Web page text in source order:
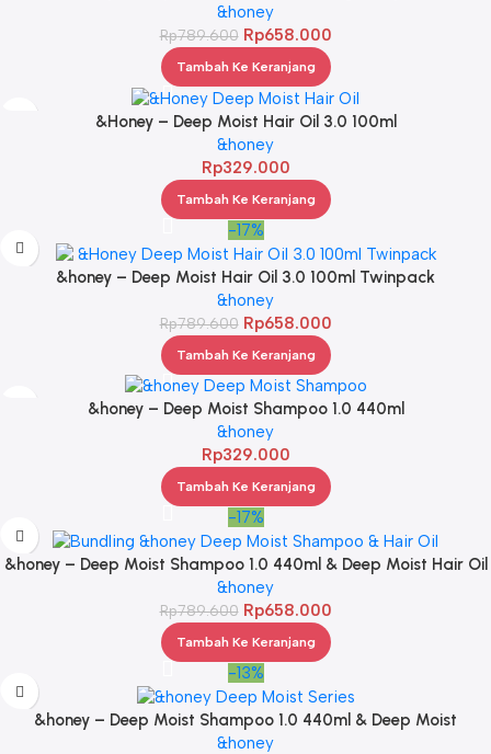
&honey
Rp789.600 Rp658.000
Tambah Ke Keranjang
&Honey – Deep Moist Hair Oil 3.0 100ml
&honey
Rp329.000
Tambah Ke Keranjang
-17%
&honey – Deep Moist Hair Oil 3.0 100ml Twinpack
&honey
Rp789.600 Rp658.000
Tambah Ke Keranjang
&honey – Deep Moist Shampoo 1.0 440ml
&honey
Rp329.000
Tambah Ke Keranjang
-17%
&honey – Deep Moist Shampoo 1.0 440ml & Deep Moist Hair Oil
3.0 100ml
&honey
Rp789.600 Rp658.000
Tambah Ke Keranjang
-13%
&honey – Deep Moist Shampoo 1.0 440ml & Deep Moist
Treatment 2.0 445Gr & Deep Moist Hair Oil 3.0 100ml
&honey